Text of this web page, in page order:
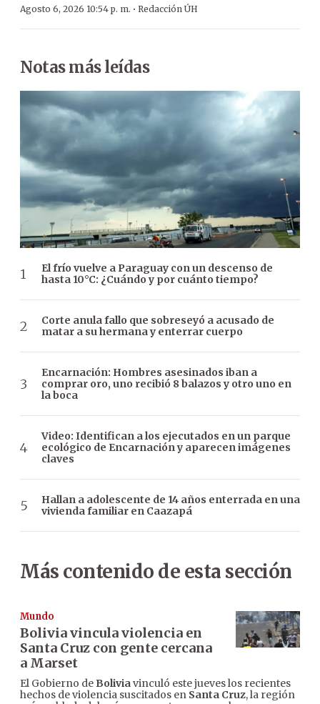
Agosto 6, 2026 10:54 p. m. · Redacción ÚH
Notas más leídas
El frío vuelve a Paraguay con un descenso de
hasta 10°C: ¿Cuándo y por cuánto tiempo?
Corte anula fallo que sobreseyó a acusado de
matar a su hermana y enterrar cuerpo
Encarnación: Hombres asesinados iban a
comprar oro, uno recibió 8 balazos y otro uno en
la boca
Video: Identifican a los ejecutados en un parque
ecológico de Encarnación y aparecen imágenes
claves
Hallan a adolescente de 14 años enterrada en una
vivienda familiar en Caazapá
Más contenido de esta sección
Mundo
Bolivia vincula violencia en
Santa Cruz con gente cercana
a Marset
El Gobierno de Boliviavinculó este jueves los recientes
hechos de violencia suscitados en Santa Cruz, la región